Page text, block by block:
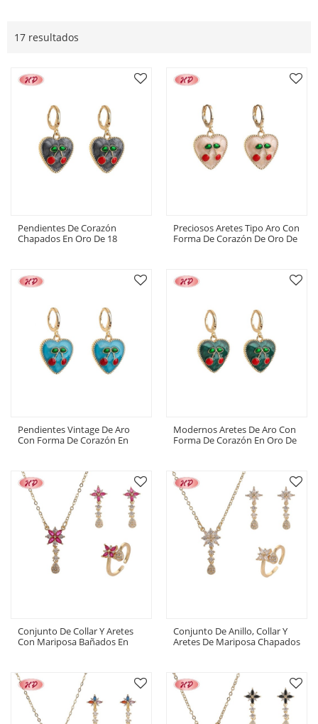
17 resultados
Pendientes De Corazón
Chapados En Oro De 18
Preciosos Aretes Tipo Aro Con
Forma De Corazón De Oro De
Pendientes Vintage De Aro
Con Forma De Corazón En
Mujer, Accesorio Diario
Modernos Aretes De Aro Con
Forma De Corazón En Oro De
En Fiestas
Conjunto De Collar Y Aretes
Con Mariposa Bañados En
Para Novias
Conjunto De Anillo, Collar Y
Aretes De Mariposa Chapados